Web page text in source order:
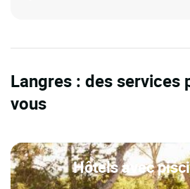
Langres : des services
vous
Hôtels avec